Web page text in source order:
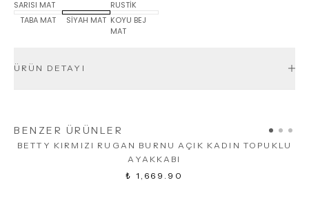
SARISI MAT
RUSTİK
TABA MAT SİYAH MAT KOYU BEJ
MAT
ÜRÜN DETAYI
BENZER ÜRÜNLER
BETTY KIRMIZI RUGAN BURNU AÇIK KADIN TOPUKLU
AYAKKABI
₺ 1,669.90